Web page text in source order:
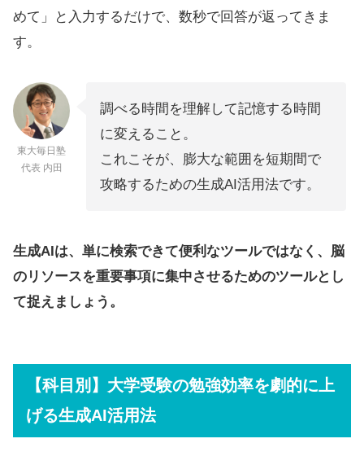
めて」と入力するだけで、数秒で回答が返ってきま
す。
東大毎日塾
代表 内田
調べる時間を理解して記憶する時間
に変えること。
これこそが、膨大な範囲を短期間で
攻略するための生成AI活用法です。
生成AIは、単に検索できて便利なツールではなく、脳
のリソースを重要事項に集中させるためのツールとし
て捉えましょう。
【科目別】大学受験の勉強効率を劇的に上
げる生成AI活用法